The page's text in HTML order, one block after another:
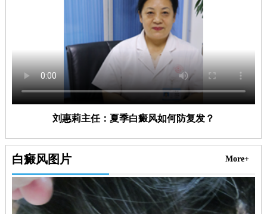
刘惠莉主任：夏季白癜风如何防复发？
白癜风图片 More+